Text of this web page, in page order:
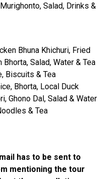
Salad, Drinks &
Bhuna Khichuri, Fried
Salad, Water & Tea
Biscuits & Tea
Bhorta, Local Duck
Ghono Dal, Salad & Water
& Tea
has to be sent to
mentioning the tour